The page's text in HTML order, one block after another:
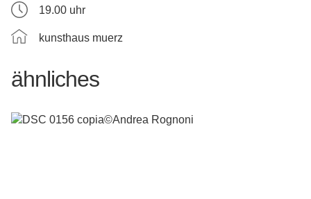
19.00 uhr
kunsthaus muerz
ähnliches